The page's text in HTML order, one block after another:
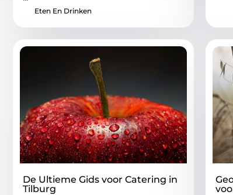
Eten En Drinken
De Ultieme Gids voor Catering in
Tilburg